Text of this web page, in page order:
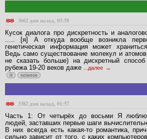
3662 дня назад, 03:58
Кусок диалога про дискретность и
..... [я] А откуда вообще возникла
генетическая информация может
Ведь само существование молекул и
не сказать больше) на дискретный
рубежа 19-20 веков даже
...далее
it science
3382 дня назад, 01:57
Часть 1: От четырёх до восьми Я люблю
людей, заставших первые шаги
В них всегда есть какая-то романтика,
сильно зависит от того, с каких